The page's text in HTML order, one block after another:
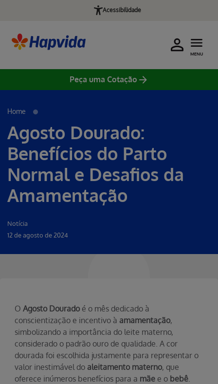
Acessibilidade
MENU
Peça uma Cotação
Home
Agosto Dourado:
Benefícios do Parto
Normal e Desafios da
Amamentação
Notícia
12 de agosto de 2024
O Agosto Douradoé o mês dedicado à
conscientização e incentivo à amamentação,
simbolizando a importância do leite materno,
considerado o padrão ouro de qualidade. A cor
dourada foi escolhida justamente para representar o
valor inestimável do aleitamento materno, que
oferece inúmeros benefícios para a mãe e o bebê.